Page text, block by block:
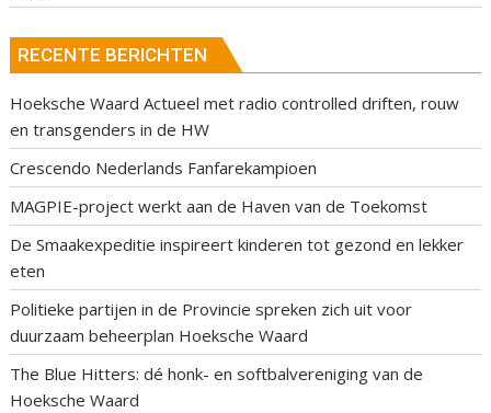
RECENTE BERICHTEN
Hoeksche Waard Actueel met radio controlled driften, rouw
en transgenders in de HW
Crescendo Nederlands Fanfarekampioen
MAGPIE-project werkt aan de Haven van de Toekomst
De Smaakexpeditie inspireert kinderen tot gezond en lekker
eten
Politieke partijen in de Provincie spreken zich uit voor
duurzaam beheerplan Hoeksche Waard
The Blue Hitters: dé honk- en softbalvereniging van de
Hoeksche Waard